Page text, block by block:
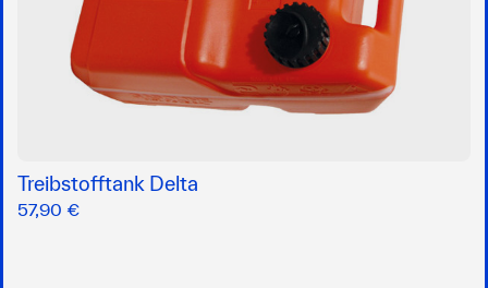
Treibstofftank Delta
57,90 €